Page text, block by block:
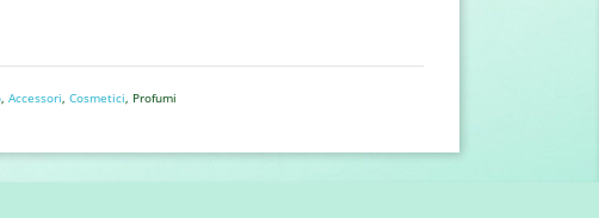
, Accessori, Cosmetici, Profumi